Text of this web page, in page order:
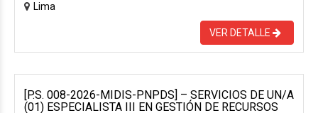
Lima
VER DETALLE
[P.S. 008-2026-MIDIS-PNPDS] – SERVICIOS DE UN/A
(01) ESPECIALISTA III EN GESTIÓN DE RECURSOS